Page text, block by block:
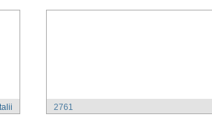
2761